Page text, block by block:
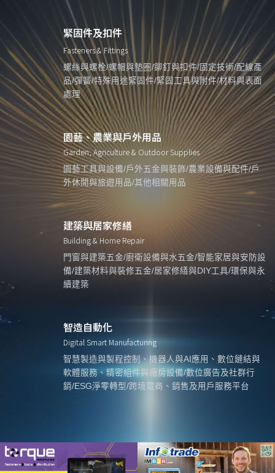
緊固件及扣件
Fasteners & Fittings
螺絲與螺栓/螺帽與墊圈/鉚釘與扣件/固定技術/配線產
品/彈簧/特殊用途緊固件/緊固工具與附件/材料與表面
處理
園藝、農業與戶外用品
Garden, Agriculture & Outdoor Supplies
園藝工具與設備/戶外五金與裝飾/農業設備與配件/戶
外休閒與旅遊用品/其他相關用品
建築與居家修繕
Building & Home Repair
門窗與建築五金/廚衛設備與水五金/智能家居與安防設
備/建築材料與裝修五金/居家修繕與DIY工具/環保與永
續建築
智造自動化
Digital Smart Manufacturing
智慧製造與製程控制、機器人與AI應用、數位鏈結與
軟體服務、精密組件與廠房設備/數位廣告及社群行
銷/ESG淨零轉型/跨境電商、銷售及用戶服務平台